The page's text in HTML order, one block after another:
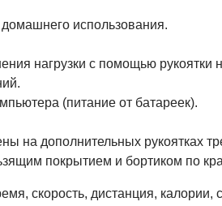
использования.
нагрузки с помощью рукоятки
(питание от батареек).
на дополнительных рукоятках
покрытием и бортиком по
скорость, дистанция, калории,